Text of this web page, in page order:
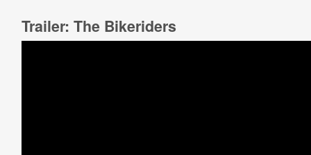
Trailer: The Bikeriders